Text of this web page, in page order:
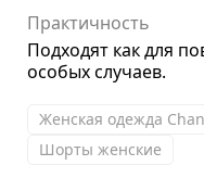
Практичность
Подходят как для
особых случаев.
Женская одежда
Шорты женские